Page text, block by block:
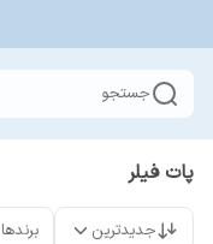
جستجو
پات فیلر
جدیدترین برندها